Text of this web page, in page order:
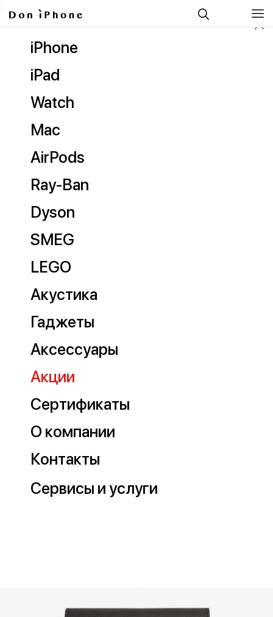
;
Контакты
О компании
Сертификаты
Акции
Аксессуары
Гаджеты
Акустика
Dyson
AirPods
Ray-Ban
LEGO
SMEG
Mac
Watch
iPad
iPhone
Сервисы и услуги